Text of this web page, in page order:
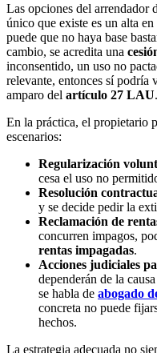
Las opciones del arrendador
único que existe es un alta
puede que no haya base
cambio, se acredita una
inconsentido, un uso no
relevante, entonces sí podría
amparo del artículo 27 LAU.
En la práctica, el propietario
escenarios:
Regularización
cesa el uso no
Resolución
y se decide pedir la
Reclamación de
concurren impagos,
rentas impagadas.
Acciones judiciales
dependerán de la
se habla de abogado
concreta no puede
hechos.
La estrategia adecuada no